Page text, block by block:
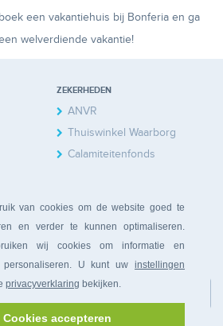
van cookies om de website goed te
en verder te kunnen optimaliseren.
wij cookies om informatie en
personaliseren. U kunt uw instellingen
privacyverklaring bekijken.
Cookies accepteren
een vakantiehuis bij Bonferia en ga
welverdiende vakantie!
ZEKERHEDEN
ANVR
Thuiswinkel Waarborg
Calamiteitenfonds